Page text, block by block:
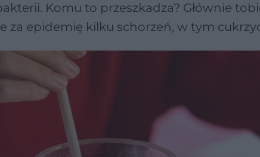
Komu to przeszkadza? Głównie
za epidemię kilku schorzeń, w tym